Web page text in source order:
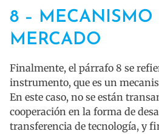
8 – MECANISMO
MERCADO
Finalmente, el párrafo 8 se
instrumento, que es un
En este caso, no se están
cooperación en la forma de
transferencia de tecnología, y